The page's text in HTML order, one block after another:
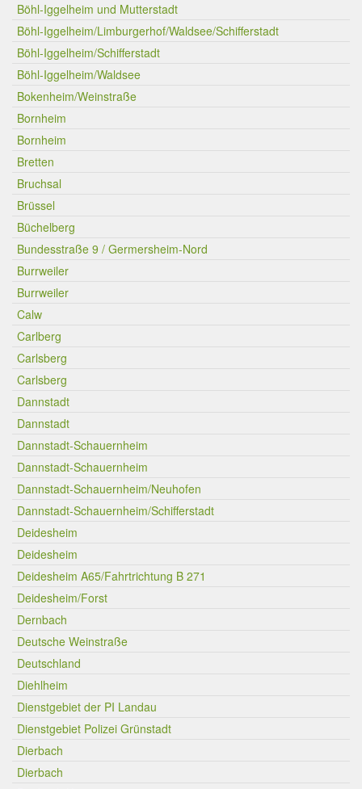
Böhl-Iggelheim und Mutterstadt
Böhl-Iggelheim/Limburgerhof/Waldsee/Schifferstadt
Böhl-Iggelheim/Schifferstadt
Böhl-Iggelheim/Waldsee
Bokenheim/Weinstraße
Bornheim
Bornheim
Bretten
Bruchsal
Brüssel
Büchelberg
Bundesstraße 9 / Germersheim-Nord
Burrweiler
Burrweiler
Calw
Carlberg
Carlsberg
Carlsberg
Dannstadt
Dannstadt
Dannstadt-Schauernheim
Dannstadt-Schauernheim
Dannstadt-Schauernheim/Neuhofen
Dannstadt-Schauernheim/Schifferstadt
Deidesheim
Deidesheim
Deidesheim A65/Fahrtrichtung B 271
Deidesheim/Forst
Dernbach
Deutsche Weinstraße
Deutschland
Diehlheim
Dienstgebiet der PI Landau
Dienstgebiet Polizei Grünstadt
Dierbach
Dierbach